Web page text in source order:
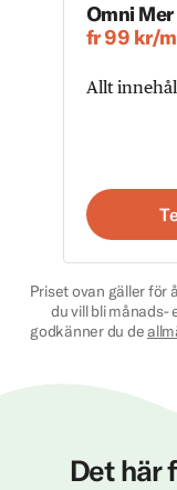
Omni Mer
fr 99 kr/
Allt
Priset ovan gäller för
du vill bli månads-
godkänner du de
Det här